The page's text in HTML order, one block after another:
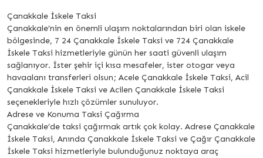
Çanakkale İskele Taksi
Çanakkale’nin en önemli ulaşım noktalarından biri olan iskele
bölgesinde, 7 24 Çanakkale İskele Taksi ve 724 Çanakkale
İskele Taksi hizmetleriyle günün her saati güvenli ulaşım
sağlanıyor. İster şehir içi kısa mesafeler, ister otogar veya
havaalanı transferleri olsun; Acele Çanakkale İskele Taksi, Acil
Çanakkale İskele Taksi ve Acilen Çanakkale İskele Taksi
seçenekleriyle hızlı çözümler sunuluyor.
Adrese ve Konuma Taksi Çağırma
Çanakkale’de taksi çağırmak artık çok kolay. Adrese Çanakkale
İskele Taksi, Anında Çanakkale İskele Taksi ve Çağır Çanakkale
İskele Taksi hizmetleriyle bulunduğunuz noktaya araç